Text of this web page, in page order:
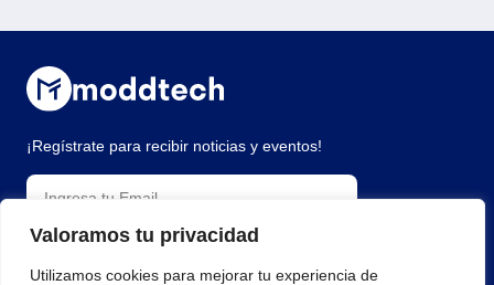
Valoramos tu privacidad
Utilizamos cookies para mejorar tu experiencia de
¡Regístrate para recibir noticias y eventos!